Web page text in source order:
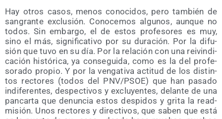
Hay otros casos, menos cono­ci­dos, pero tam­bién de
san­gran­te exclu­sión. Cono­ce­mos algu­nos, aun­que no
todos. Sin embar­go, el de estos pro­fe­so­res es muy,
sino el más, sig­ni­fi­ca­ti­vo por su dura­ción. Por la difu­
sión que tuvo en su día. Por la rela­ción con una rei­vin­di­
ca­ción his­tó­ri­ca, ya con­se­gui­da, como es la del pro­fe­
so­ra­do pro­pio. Y por la ven­ga­ti­va acti­tud de los dis­tin­
tos rec­to­res (todos del PNV/​PSOE) que han pasa­do
indi­fe­ren­tes, des­pec­ti­vos y exclu­yen­tes, delan­te de una
pan­car­ta que denun­cia estos des­pi­dos y gri­ta la read­
mi­sión. Unos rec­to­res y direc­ti­vos, que saben que está